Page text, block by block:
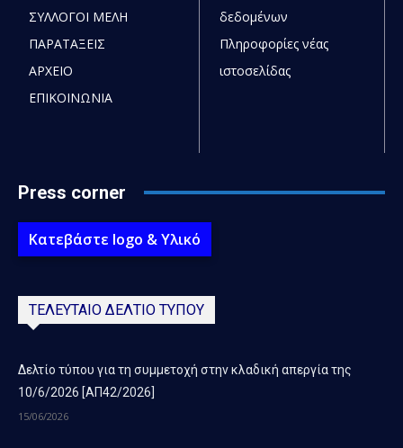
ΣΥΛΛΟΓΟΙ ΜΕΛΗ
ΠΑΡΑΤΑΞΕΙΣ
ΑΡΧΕΙΟ
ΕΠΙΚΟΙΝΩΝΙΑ
δεδομένων
Πληροφορίες νέας
ιστοσελίδας
Press corner
Κατεβάστε logo & Υλικό
ΤΕΛΕΥΤΑΙΟ ΔΕΛΤΙΟ ΤΥΠΟΥ
Δελτίο τύπου για τη συμμετοχή στην κλαδική απεργία της
10/6/2026 [ΑΠ42/2026]
15/06/2026